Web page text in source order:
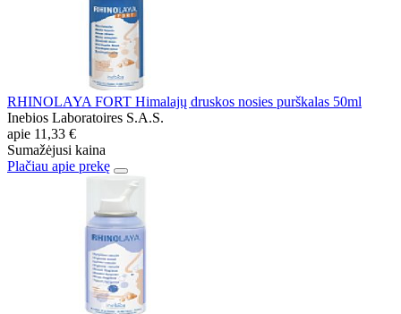
RHINOLAYA FORT Himalajų druskos nosies purškalas 50ml
Inebios Laboratoires S.A.S.
apie 11,33 €
Sumažėjusi kaina
Plačiau apie prekę